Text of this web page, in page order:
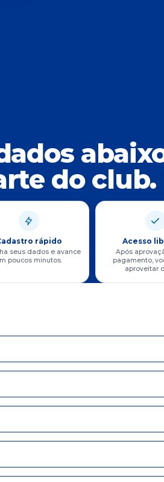
do club.
rápido
seus dados e avance
poucos minutos.
Acesso
Após
pagamento,
aproveitar